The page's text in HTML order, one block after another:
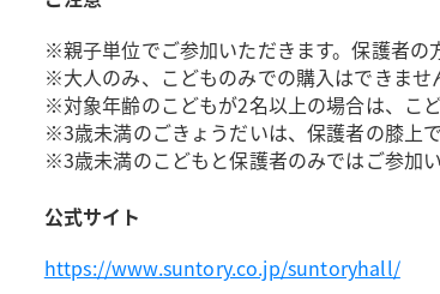
※親子単位でご参加いただきます。保護者の
※大人のみ、こどものみでの購入はできませ
※対象年齢のこどもが2名以上の場合は、こ
※3歳未満のごきょうだいは、保護者の膝上
※3歳未満のこどもと保護者のみではご参加い
公式サイト
https://www.suntory.co.jp/suntoryhall/